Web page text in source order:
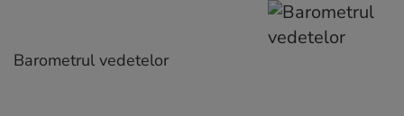
Barometrul vedetelor